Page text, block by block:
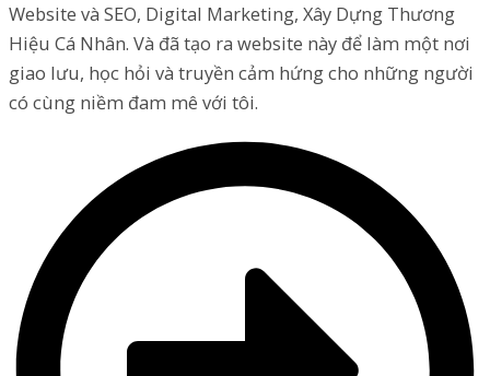
Website và SEO, Digital Marketing, Xây Dựng Thương
Hiệu Cá Nhân. Và đã tạo ra website này để làm một nơi
giao lưu, học hỏi và truyền cảm hứng cho những người
có cùng niềm đam mê với tôi.